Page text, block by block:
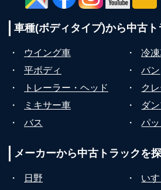
車種(ボディタイプ)から中古
・ ウイング車 ・
冷
・
平ボディ ・
バン
・
トレーラー・ヘッド ・
ク
・
ミキサー車 ・
ダ
・
バス ・ パ
メーカーから中古トラックを
・ 日野 ・
いす